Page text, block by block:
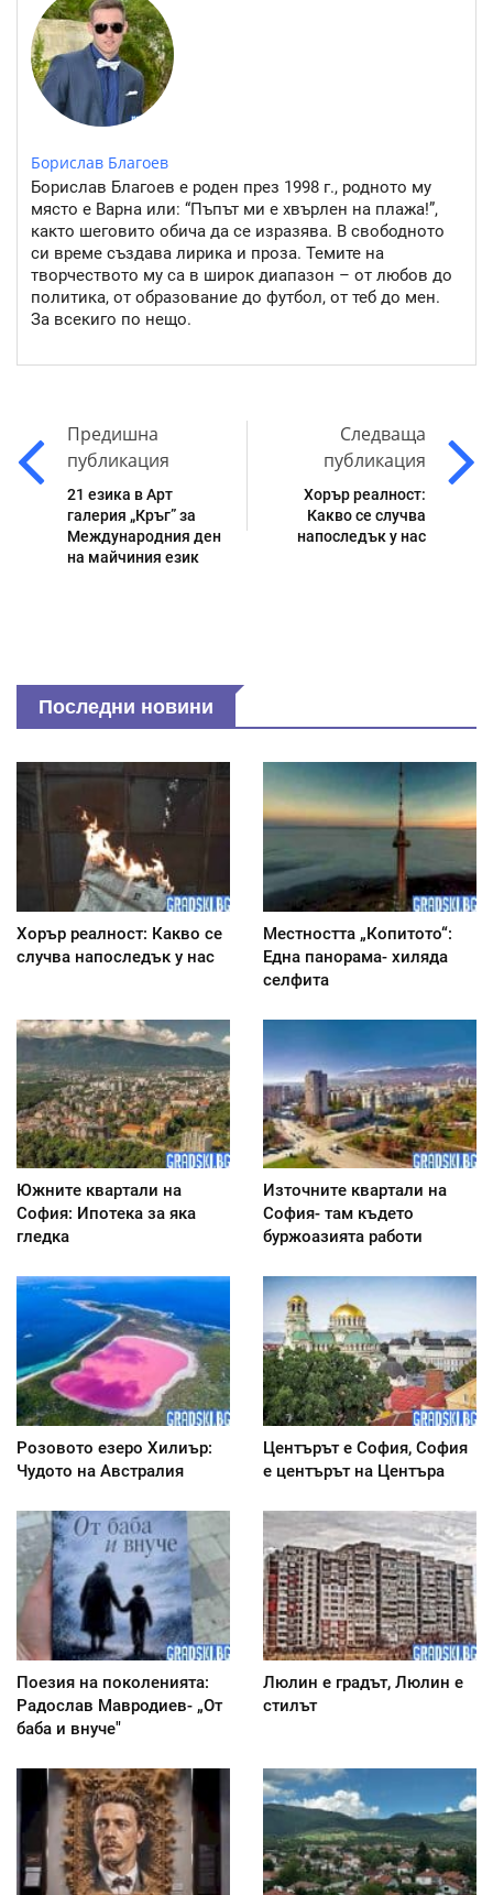
Борислав Благоев
Борислав Благоев е роден през 1998 г., родното му
място е Варна или: “Пъпът ми е хвърлен на плажа!”,
както шеговито обича да се изразява. В свободното
си време създава лирика и проза. Темите на
творчеството му са в широк диапазон – от любов до
политика, от образование до футбол, от теб до мен.
За всекиго по нещо.
Предишна
публикация
21 езика в Арт
галерия „Кръг” за
Международния ден
на майчиния език
Следваща
публикация
Хорър реалност:
Какво се случва
напоследък у нас
Последни новини
Хорър реалност: Какво се
случва напоследък у нас
Местността „Копитото“:
Една панорама- хиляда
селфита
Южните квартали на
София: Ипотека за яка
гледка
Източните квартали на
София- там където
буржоазията работи
Розовото езеро Хилиър:
Чудото на Австралия
Центърът е София, София
е центърът на Центъра
Поезия на поколенията:
Радослав Мавродиев- „От
баба и внуче"
Люлин е градът, Люлин е
стилът